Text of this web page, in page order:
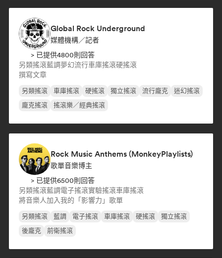
Global Rock Underground
媒體機構／記者
> 已提供4800則回答
另類搖滾藍調夢幻流行車庫搖滾硬搖滾
撰寫文章
另類搖滾 車庫搖滾 硬搖滾 獨立搖滾 流行龐克
迷幻搖滾
龐克搖滾
搖滾樂／經典搖滾
Rock Music Anthems (MonkeyPlaylists)
歌單音樂博主
> 已提供6500則回答
另類搖滾藍調電子搖滾實驗搖滾車庫搖滾
將音樂人加入我的「影響力」歌單
另類搖滾 藍調 電子搖滾 車庫搖滾 硬搖滾
獨立搖滾
後龐克
前衛搖滾